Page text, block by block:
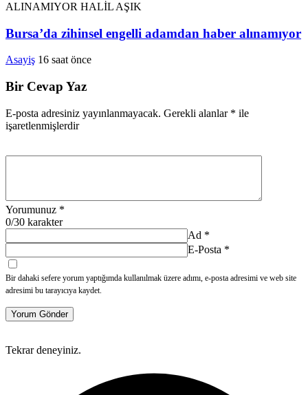
Bursa’da zihinsel engelli adamdan haber alınamıyor
Asayiş 16 saat önce
Bir Cevap Yaz
E-posta adresiniz yayınlanmayacak. Gerekli alanlar * ile
işaretlenmişlerdir
Yorumunuz *
0/30 karakter
Ad *
E-Posta *
Bir dahaki sefere yorum yaptığımda kullanılmak üzere adımı, e-posta adresimi ve web site
adresimi bu tarayıcıya kaydet.
Yorum Gönder
Tekrar deneyiniz.